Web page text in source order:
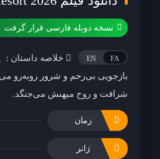
نسخه دوبله فارسی قرار گرفت
FA
EN خلاصه داستان :
بازجویی بی‌رحم و شرور روبه‌رو
شرافت و روح میهنش می‌جنگد.
زمان
ژانر